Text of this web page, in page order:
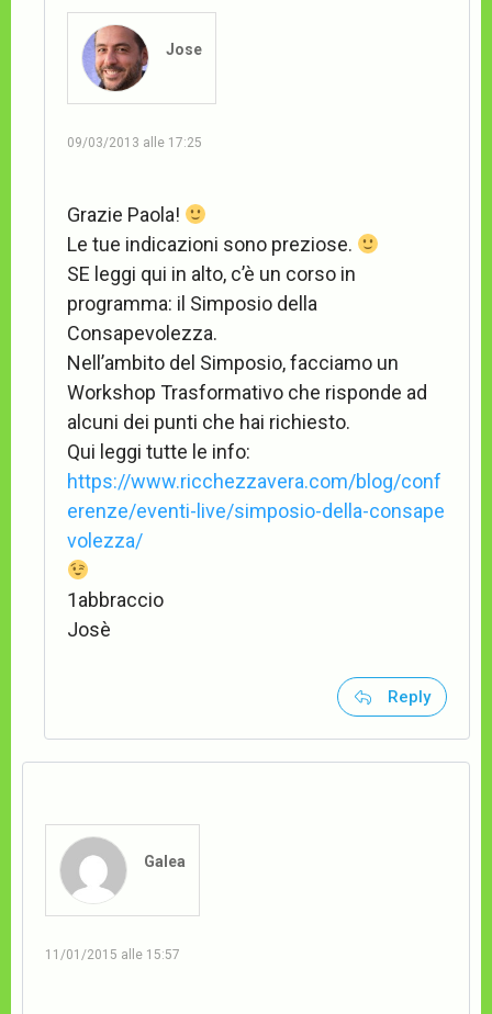
Jose
09/03/2013 alle 17:25
Grazie Paola!
Le tue indicazioni sono preziose.
SE leggi qui in alto, c’è un corso in
programma: il Simposio della
Consapevolezza.
Nell’ambito del Simposio, facciamo un
Workshop Trasformativo che risponde ad
alcuni dei punti che hai richiesto.
Qui leggi tutte le info:
https://www.ricchezzavera.com/blog/conf
erenze/eventi-live/simposio-della-consape
volezza/
1abbraccio
Josè
Reply
Galea
11/01/2015 alle 15:57